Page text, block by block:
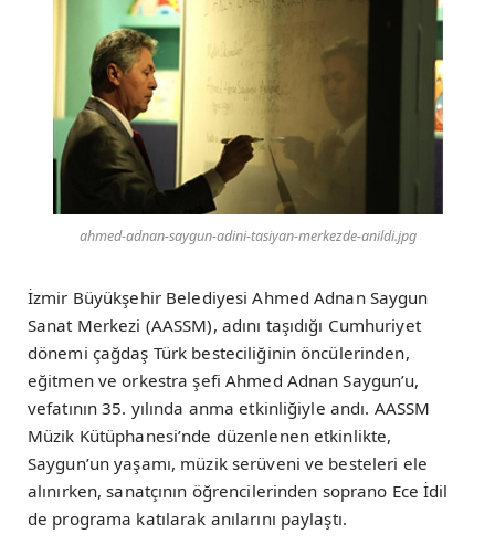
ahmed-adnan-saygun-adini-tasiyan-merkezde-anildi.jpg
İzmir Büyükşehir Belediyesi Ahmed Adnan Saygun
Sanat Merkezi (AASSM), adını taşıdığı Cumhuriyet
dönemi çağdaş Türk besteciliğinin öncülerinden,
eğitmen ve orkestra şefi Ahmed Adnan Saygun’u,
vefatının 35. yılında anma etkinliğiyle andı. AASSM
Müzik Kütüphanesi’nde düzenlenen etkinlikte,
Saygun’un yaşamı, müzik serüveni ve besteleri ele
alınırken, sanatçının öğrencilerinden soprano Ece İdil
de programa katılarak anılarını paylaştı.